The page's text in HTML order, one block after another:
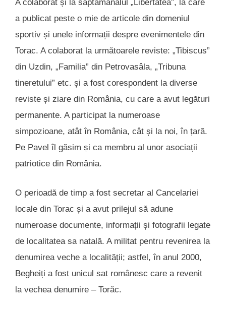
A colaborat și la săptămânalul „Libertatea”, la care
a publicat peste o mie de articole din domeniul
sportiv și unele informații despre evenimentele din
Torac. A colaborat la următoarele reviste: „Tibiscus”
din Uzdin, „Familia” din Petrovasâla, „Tribuna
tineretului” etc. și a fost corespondent la diverse
reviste și ziare din România, cu care a avut legături
permanente. A participat la numeroase
simpozioane, atât în România, cât și la noi, în țară.
Pe Pavel îl găsim și ca membru al unor asociații
patriotice din România.
O perioadă de timp a fost secretar al Cancelariei
locale din Torac și a avut prilejul să adune
numeroase documente, informații și fotografii legate
de localitatea sa natală. A militat pentru revenirea la
denumirea veche a localității; astfel, în anul 2000,
Begheiți a fost unicul sat românesc care a revenit
la vechea denumire – Torăc.